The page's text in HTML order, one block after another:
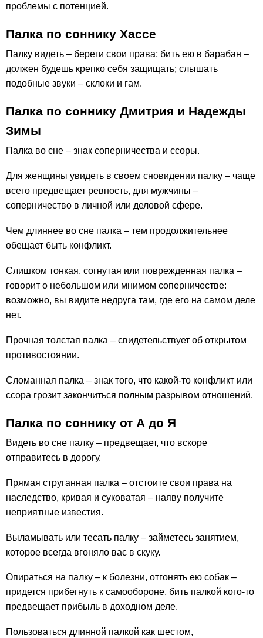
проблемы с потенцией.
Палка по соннику Хассе
Палку видеть – береги свои права; бить ею в барабан –
должен будешь крепко себя защищать; слышать
подобные звуки – склоки и гам.
Палка по соннику Дмитрия и Надежды
Зимы
Палка во сне – знак соперничества и ссоры.
Для женщины увидеть в своем сновидении палку – чаще
всего предвещает ревность, для мужчины –
соперничество в личной или деловой сфере.
Чем длиннее во сне палка – тем продолжительнее
обещает быть конфликт.
Слишком тонкая, согнутая или поврежденная палка –
говорит о небольшом или мнимом соперничестве:
возможно, вы видите недруга там, где его на самом деле
нет.
Прочная толстая палка – свидетельствует об открытом
противостоянии.
Сломанная палка – знак того, что какой-то конфликт или
ссора грозит закончиться полным разрывом отношений.
Палка по соннику от А до Я
Видеть во сне палку – предвещает, что вскоре
отправитесь в дорогу.
Прямая струганная палка – отстоите свои права на
наследство, кривая и суковатая – наяву получите
неприятные известия.
Выламывать или тесать палку – займетесь занятием,
которое всегда вгоняло вас в скуку.
Опираться на палку – к болезни, отгонять ею собак –
придется прибегнуть к самообороне, бить палкой кого-то
предвещает прибыль в доходном деле.
Пользоваться длинной палкой как шестом,